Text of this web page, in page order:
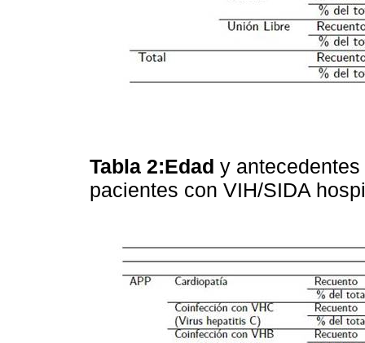
Tabla 2:Edad y
pacientes con VIH/SIDA